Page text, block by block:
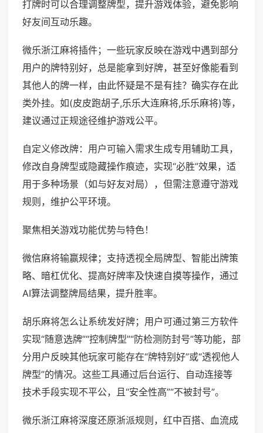
打牌时可以合理调整牌型，提升游戏体验，避免影响
好友间互动乐趣。
微乐浙江麻将插件；一些玩家反映在游戏中遇到部分
用户的牌特别好，总是能拿到好牌，甚至好像能看到
其他人的牌一样，由此怀疑是不是有挂？确实存在此
类外挂。如(皮皮跑胡子,乐乐大连麻将,乐乐麻将)等，
建议通过正规途径维护游戏公平。
自定义修改牌：用户可输入需求生成专用辅助工具，
修改自身牌型或隐藏操作痕迹，实现“必胜”效果，适
用于多种场景（如与好友对局），但需注意遵守游戏
规则，维护公平环境。
聚焦相关游戏功能优势与特色！
微信麻将输赢规律；支持透视全局牌型、智能出牌策
略、暗杠优化、提高好牌率及快速自摸等操作，通过
AI算法调整牌局结果，提升胜率。
胡乐麻将怎么让系统发好牌；用户可通过第三方软件
实现“随意选牌”“控制牌型”“防检测防封号”等功能，部
分用户反映其他玩家可能存在“牌特别好”或“透视他人
牌型”的情况。这些工具通过后台运行、自动连接等
技术手段实现不平公，且“安全性高”“不被封号”。
微乐浙江麻将深度还原浙派规则，红中百搭、血流成